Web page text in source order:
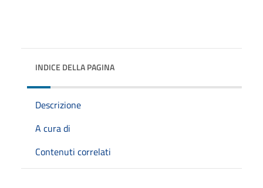
INDICE DELLA PAGINA
Descrizione
A cura di
Contenuti correlati